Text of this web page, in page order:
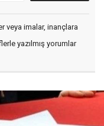
veya imalar, inançlara
yazılmış yorumlar